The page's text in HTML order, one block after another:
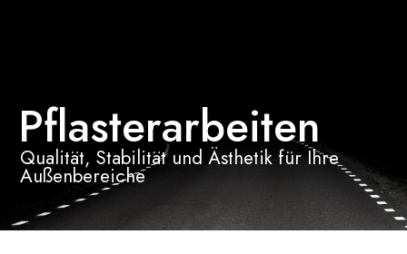
Pflasterarbeiten
Qualität, Stabilität und Ästhetik für Ihre
Außenbereiche